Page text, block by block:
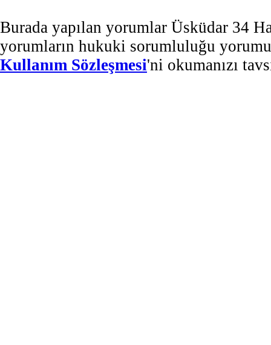
Burada yapılan yorumlar Üsküdar 34
yorumların hukuki sorumluluğu
Kullanım Sözleşmesi'ni okumanızı